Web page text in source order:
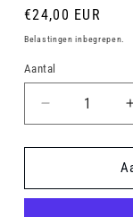
Normale
prijs
€24,00 EUR
Belastingen inbegrepen.
Aantal
Aantal
verlagen
voor
Dagelijks